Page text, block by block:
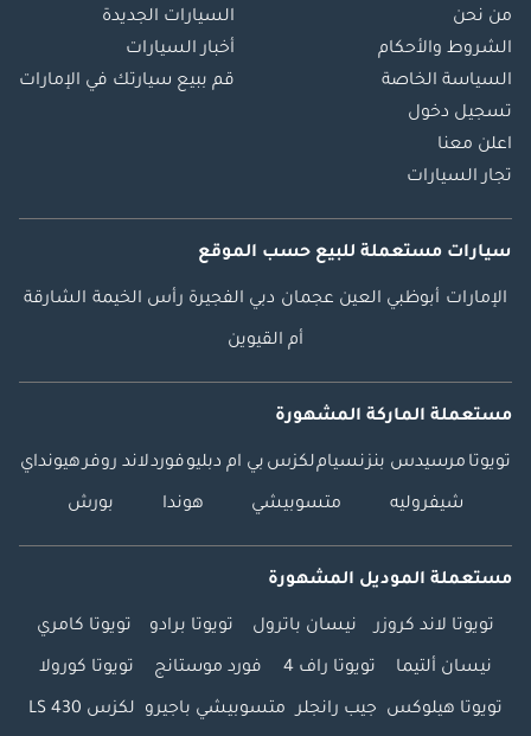
من نحن
الشروط والأحكام
السياسة الخاصة
تسجيل دخول
اعلن معنا
تجار السيارات
السيارات الجديدة
أخبار السيارات
قم ببيع سيارتك في الإمارات
سيارات مستعملة للبيع حسب الموقع
الإمارات أبوظبي العين عجمان دبي الفجيرة رأس الخيمة الشارقة
أم القيوين
مستعملة الماركة المشهورة
تويوتا مرسيدس بنزنسياملكزس بي ام دبليوفوردلاند روفرهيونداي
شيفروليه متسوبيشي هوندا بورش
مستعملة الموديل المشهورة
تويوتا لاند كروزر نيسان باترول تويوتا برادو تويوتا كامري
نيسان ألتيما تويوتا راف 4 فورد موستانج تويوتا كورولا
تويوتا هيلوكس جيب رانجلر متسوبيشي باجيرو لكزس LS 430